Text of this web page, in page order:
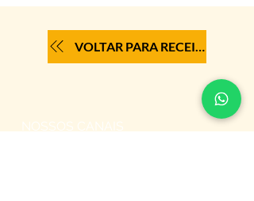
VOLTAR PARA RECEITAS
NOSSOS CANAIS